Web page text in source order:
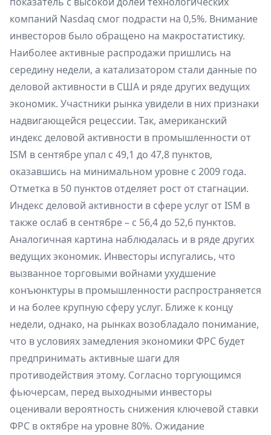
компаний Nasdaq смог подрасти на 0,5%. Внимание
инвесторов было обращено на макростатистику.
Наиболее активные распродажи пришлись на
середину недели, а катализатором стали данные по
деловой активности в США и ряде других ведущих
экономик. Участники рынка увидели в них признаки
надвигающейся рецессии. Так, американский
индекс деловой активности в промышленности от
ISM в сентябре упал с 49,1 до 47,8 пунктов,
оказавшись на минимальном уровне с 2009 года.
Отметка в 50 пунктов отделяет рост от стагнации.
Индекс деловой активности в сфере услуг от ISM в
также ослаб в сентябре – с 56,4 до 52,6 пунктов.
Аналогичная картина наблюдалась и в ряде других
ведущих экономик. Инвесторы испугались, что
вызванное торговыми войнами ухудшение
конъюнктуры в промышленности распространяется
и на более крупную сферу услуг. Ближе к концу
недели, однако, на рынках возобладало понимание,
что в условиях замедления экономики ФРС будет
предпринимать активные шаги для
противодействия этому. Согласно торгующимся
фьючерсам, перед выходными инвесторы
оценивали вероятность снижения ключевой ставки
ФРС в октябре на уровне 80%. Ожидание